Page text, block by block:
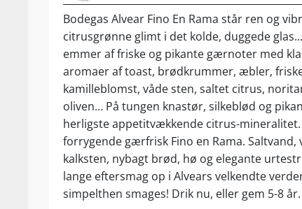
Bodegas Alvear Fino En Rama står ren og
citrusgrønne glimt i det kolde, duggede
emmer af friske og pikante gærnoter med
aromaer af toast, brødkrummer, æbler,
kamilleblomst, våde sten, saltet citrus,
oliven… På tungen knastør, silkeblød og
herligste appetitvækkende citrus-
forrygende gærfrisk Fino en Rama. Saltvand,
kalksten, nybagt brød, hø og elegante
lange eftersmag op i Alvears velkendte
simpelthen smages! Drik nu, eller gem 5-8 år.